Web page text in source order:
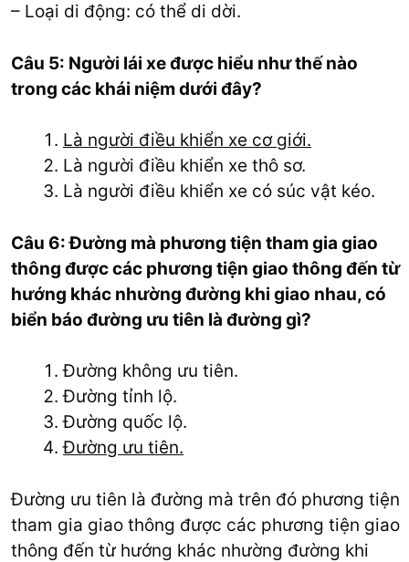
– Loại di động: có thể di dời.
Câu 5: Người lái xe được hiểu như thế nào
trong các khái niệm dưới đây?
Là người điều khiển xe cơ giới.
Là người điều khiển xe thô sơ.
Là người điều khiển xe có súc vật kéo.
Câu 6: Đường mà phương tiện tham gia giao
thông được các phương tiện giao thông đến từ
hướng khác nhường đường khi giao nhau, có
biển báo đường ưu tiên là đường gì?
Đường không ưu tiên.
Đường tỉnh lộ.
Đường quốc lộ.
Đường ưu tiên.
Đường ưu tiên là đường mà trên đó phương tiện
tham gia giao thông được các phương tiện giao
thông đến từ hướng khác nhường đường khi